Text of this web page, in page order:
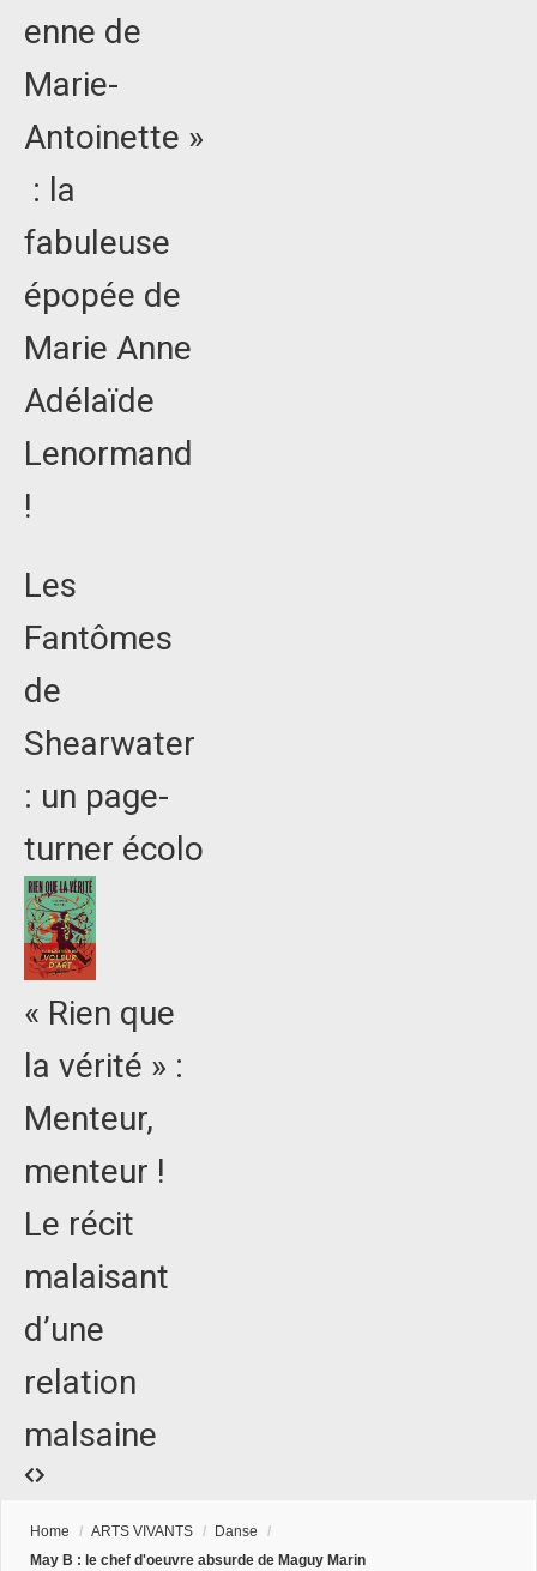
enne de
Marie-
Antoinette »
: la
fabuleuse
épopée de
Marie Anne
Adélaïde
Lenormand
!
Les
Fantômes
de
Shearwater
: un page-
turner écolo
« Rien que
la vérité » :
Menteur,
menteur !
Le récit
malaisant
d’une
relation
malsaine
Home / ARTS VIVANTS / Danse
/
May B : le chef d'oeuvre absurde de Maguy Marin